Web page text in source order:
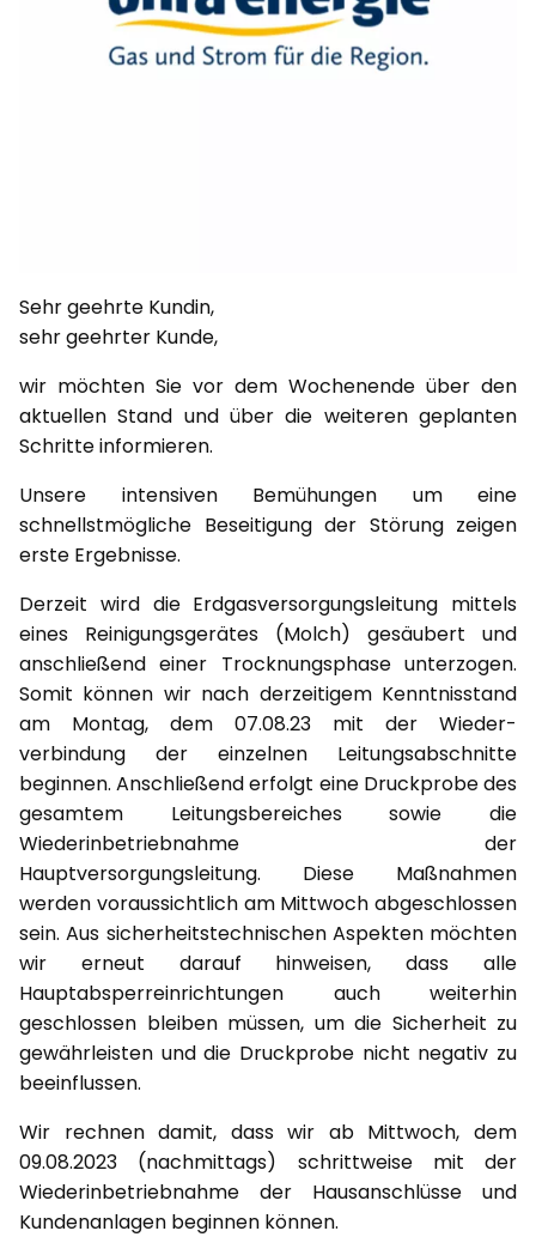
Sehr geehrte Kundin,
sehr geehrter Kunde,
wir möchten Sie vor dem Wochenende über den
aktuellen Stand und über die weiteren geplanten
Schritte informieren.
Unsere intensiven Bemühungen um eine
schnellstmögliche Beseitigung der Störung zeigen
erste Ergebnisse.
Derzeit wird die Erdgasversorgungsleitung mittels
eines Reinigungsgerätes (Molch) gesäubert und
anschließend einer Trocknungsphase unterzogen.
Somit können wir nach derzeitigem Kenntnisstand
am Montag, dem 07.08.23 mit der Wieder-
verbindung der einzelnen Leitungsabschnitte
beginnen. Anschließend erfolgt eine Druckprobe des
gesamtem Leitungsbereiches sowie die
Wiederinbetriebnahme der
Hauptversorgungsleitung. Diese Maßnahmen
werden voraussichtlich am Mittwoch abgeschlossen
sein. Aus sicherheitstechnischen Aspekten möchten
wir erneut darauf hinweisen, dass alle
Hauptabsperreinrichtungen auch weiterhin
geschlossen bleiben müssen, um die Sicherheit zu
gewährleisten und die Druckprobe nicht negativ zu
beeinflussen.
Wir rechnen damit, dass wir ab Mittwoch, dem
09.08.2023 (nachmittags) schrittweise mit der
Wiederinbetriebnahme der Hausanschlüsse und
Kundenanlagen beginnen können.